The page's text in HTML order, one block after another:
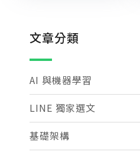
文章分類
AI 與機器學習
LINE 獨家選文
基礎架構